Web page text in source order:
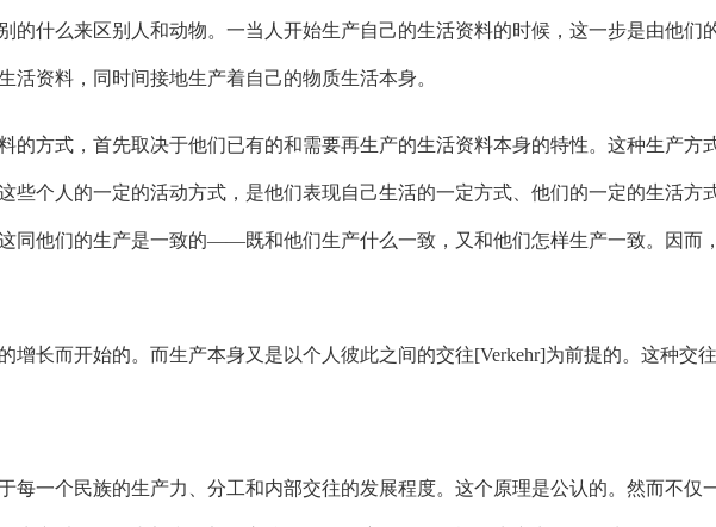
什么来区别人和动物。一当人开始生产自己的生活资料的时候，这一步是由他们
活资料，同时间接地生产着自己的物质生活本身。
方式，首先取决于他们已有的和需要再生产的生活资料本身的特性。这种生产方
些个人的一定的活动方式，是他们表现自己生活的一定方式、他们的一定的生活方
同他们的生产是一致的——既和他们生产什么一致，又和他们怎样生产一致。因而
长而开始的。而生产本身又是以个人彼此之间的交往[Verkehr]为前提的。这种交往
一个民族的生产力、分工和内部交往的发展程度。这个原理是公认的。然而不仅